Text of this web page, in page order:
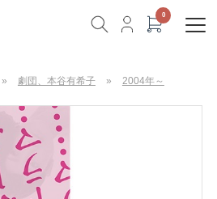
» 劇団、本谷有希子 » 2004年～